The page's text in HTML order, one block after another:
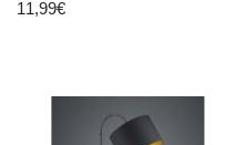
Regalsystem
11,99€